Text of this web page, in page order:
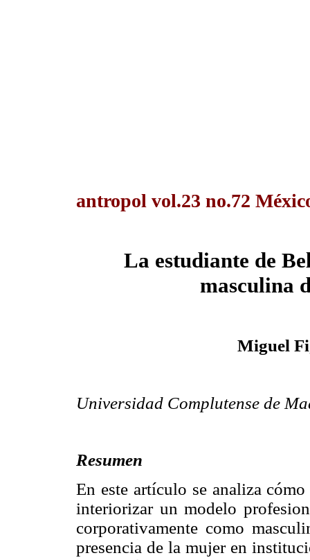
antropol vol.23 no.72
La estudiante de
masculina
Miguel
Universidad Complutense de
Resumen
En este artículo se analiza
interiorizar un modelo
corporativamente como
presencia de la mujer en